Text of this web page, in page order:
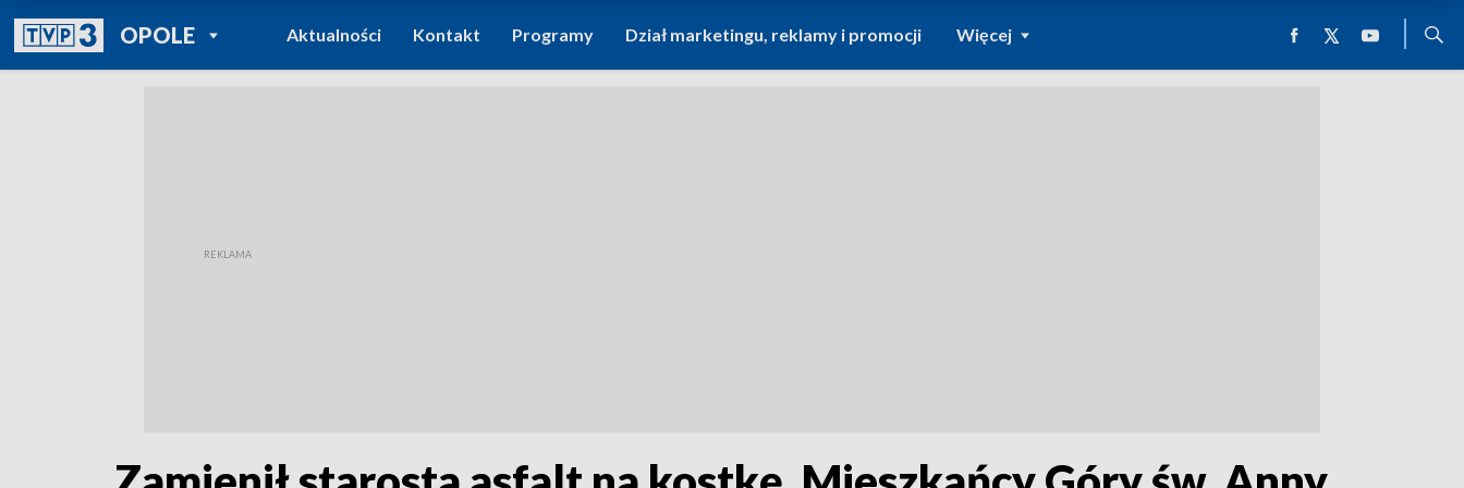
OPOLEPOWRÓT DO
TVP REGIONY
Aktualności Kontakt Programy Dział marketingu, reklamy i promocji Więcej